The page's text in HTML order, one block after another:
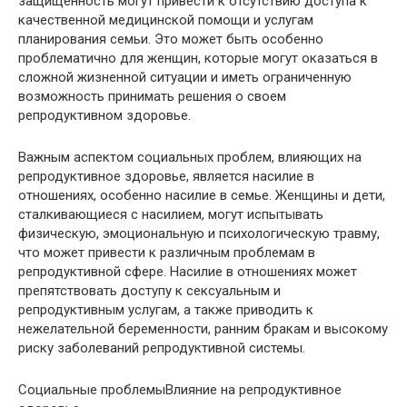
качественной медицинской помощи и услугам
планирования семьи. Это может быть особенно
проблематично для женщин, которые могут оказаться в
сложной жизненной ситуации и иметь ограниченную
возможность принимать решения о своем
репродуктивном здоровье.
Важным аспектом социальных проблем, влияющих на
репродуктивное здоровье, является насилие в
отношениях, особенно насилие в семье. Женщины и дети,
сталкивающиеся с насилием, могут испытывать
физическую, эмоциональную и психологическую травму,
что может привести к различным проблемам в
репродуктивной сфере. Насилие в отношениях может
препятствовать доступу к сексуальным и
репродуктивным услугам, а также приводить к
нежелательной беременности, ранним бракам и высокому
риску заболеваний репродуктивной системы.
Социальные проблемыВлияние на репродуктивное